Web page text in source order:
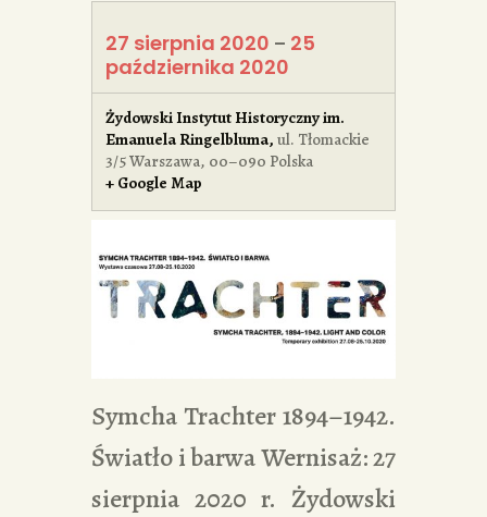
27 sierpnia 2020 – 25
października 2020
Żydowski Instytut Historyczny im.
Emanuela Ringelbluma, ul. Tłomackie
3/5Warszawa, 00–090 Polska
+ Google Map
Symcha Trachter 1894–1942.
Światło i barwa Wernisaż: 27
sierpnia 2020 r. Żydowski